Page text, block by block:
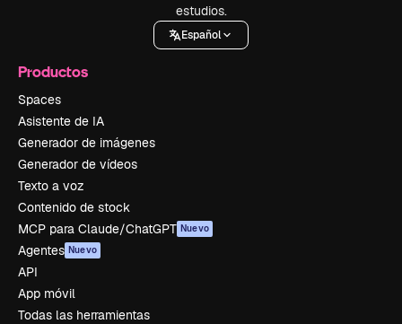
estudios.
Español
Productos
Spaces
Asistente de IA
Generador de imágenes
Generador de vídeos
Texto a voz
Contenido de stock
MCP para Claude/ChatGPT Nuevo
Agentes Nuevo
API
App móvil
Todas las herramientas